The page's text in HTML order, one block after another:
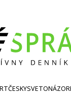
ČESKYSVETONÁZOR